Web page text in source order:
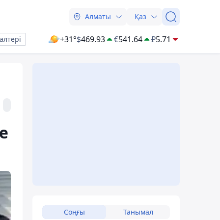
Алматы Қаз
+31°$469.93 €541.64 ₽5.71
Соңғы Танымал